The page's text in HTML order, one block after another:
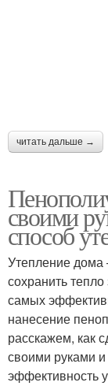
читать дальше →
своими
способ
Утепление дома
сохранить
самых
нанесение
расскажем, как
своими руками
эффективность